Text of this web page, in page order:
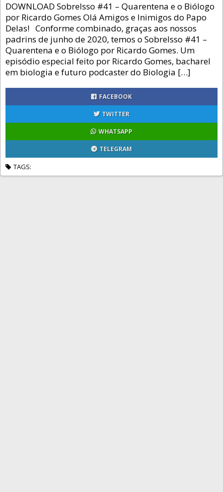
DOWNLOAD SobreIsso #41 – Quarentena e o Biólogo
por Ricardo Gomes Olá Amigos e Inimigos do Papo
Delas! Conforme combinado, graças aos nossos
padrins de junho de 2020, temos o SobreIsso #41 –
Quarentena e o Biólogo por Ricardo Gomes. Um
episódio especial feito por Ricardo Gomes, bacharel
em biologia e futuro podcaster do Biologia […]
FACEBOOK
TWITTER
WHATSAPP
TELEGRAM
TAGS: